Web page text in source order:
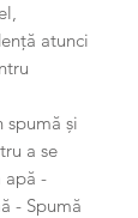
atunci
spumă și
a se
apă -
- Spumă